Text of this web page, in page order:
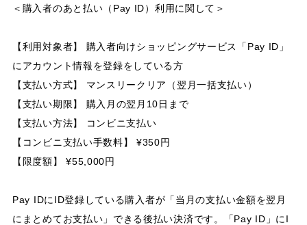
＜購入者のあと払い（Pay ID）利用に関して＞
【利用対象者】 購入者向けショッピングサービス「Pay ID」
にアカウント情報を登録をしている方
【支払い方式】 マンスリークリア（翌月一括支払い）
【支払い期限】 購入月の翌月10日まで
【支払い方法】 コンビニ支払い
【コンビニ支払い手数料】 ¥350円
【限度額】 ¥55,000円
Pay IDにID登録している購入者が「当月の支払い金額を翌月
にまとめてお支払い」できる後払い決済です。「Pay ID」にI